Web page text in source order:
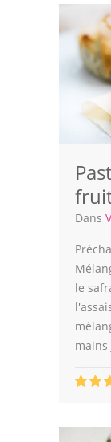
Dans
le
mains